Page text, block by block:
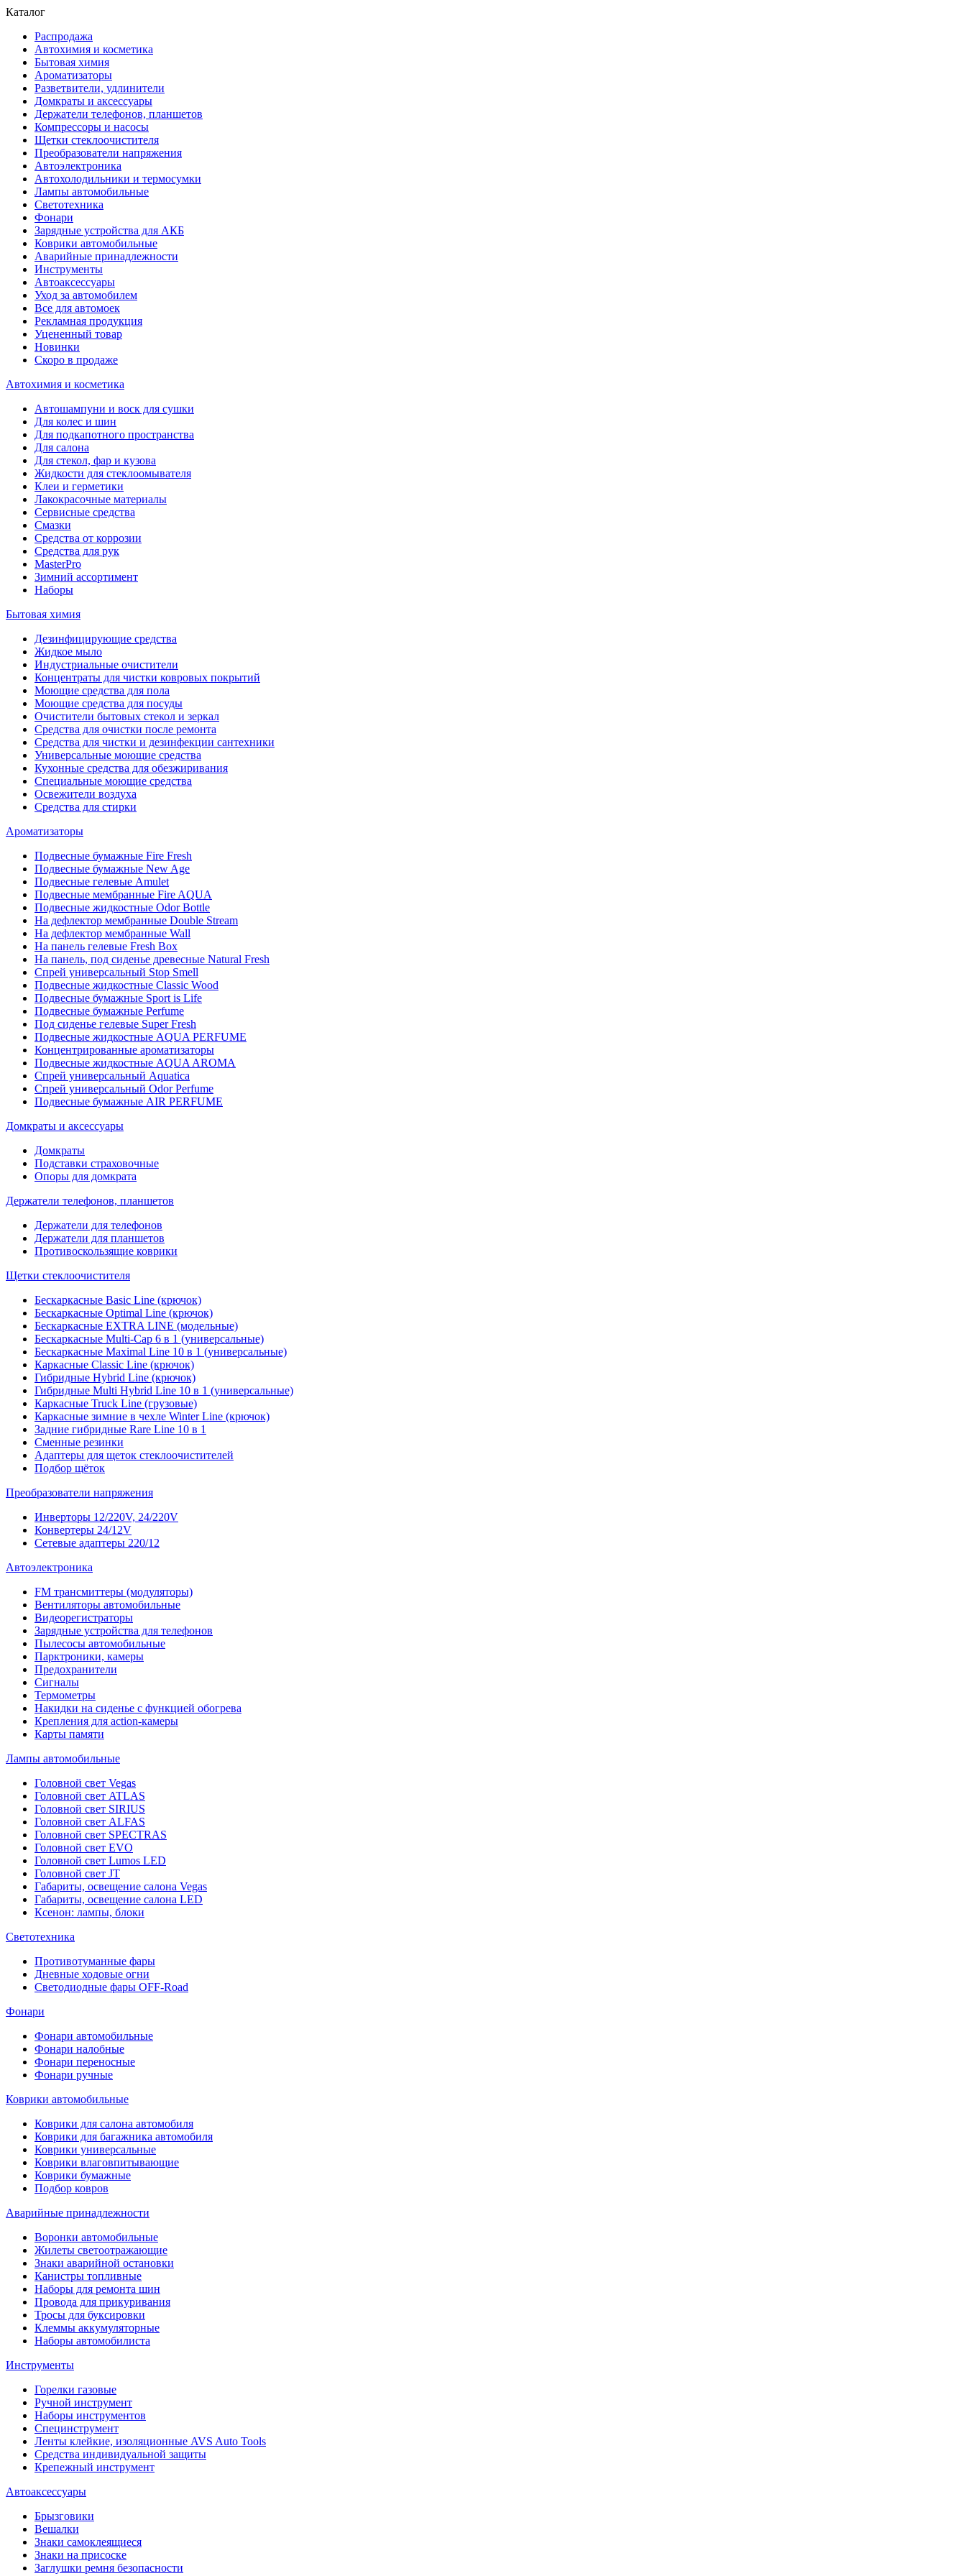
Каталог
Распродажа
Автохимия и косметика
Бытовая химия
Ароматизаторы
Разветвители, удлинители
Домкраты и аксессуары
Держатели телефонов, планшетов
Компрессоры и насосы
Щетки стеклоочистителя
Преобразователи напряжения
Автоэлектроника
Автохолодильники и термосумки
Лампы автомобильные
Светотехника
Фонари
Зарядные устройства для АКБ
Коврики автомобильные
Аварийные принадлежности
Инструменты
Автоаксессуары
Уход за автомобилем
Все для автомоек
Рекламная продукция
Уцененный товар
Новинки
Скоро в продаже
Автохимия и косметика
Автошампуни и воск для сушки
Для колес и шин
Для подкапотного пространства
Для салона
Для стекол, фар и кузова
Жидкости для стеклоомывателя
Клеи и герметики
Лакокрасочные материалы
Сервисные средства
Смазки
Средства от коррозии
Средства для рук
MasterPro
Зимний ассортимент
Наборы
Бытовая химия
Дезинфицирующие средства
Жидкое мыло
Индустриальные очистители
Концентраты для чистки ковровых покрытий
Моющие средства для пола
Моющие средства для посуды
Очистители бытовых стекол и зеркал
Средства для очистки после ремонта
Средства для чистки и дезинфекции сантехники
Универсальные моющие средства
Кухонные средства для обезжиривания
Специальные моющие средства
Освежители воздуха
Средства для стирки
Ароматизаторы
Подвесные бумажные Fire Fresh
Подвесные бумажные New Age
Подвесные гелевые Amulet
Подвесные мембранные Fire AQUA
Подвесные жидкостные Odor Bottle
На дефлектор мембранные Double Stream
На дефлектор мембранные Wall
На панель гелевые Fresh Box
На панель, под сиденье древесные Natural Fresh
Спрей универсальный Stop Smell
Подвесные жидкостные Classic Wood
Подвесные бумажные Sport is Life
Подвесные бумажные Perfume
Под сиденье гелевые Super Fresh
Подвесные жидкостные AQUA PERFUME
Концентрированные ароматизаторы
Подвесные жидкостные AQUA AROMA
Спрей универсальный Aquatica
Спрей универсальный Odor Perfume
Подвесные бумажные AIR PERFUME
Домкраты и аксессуары
Домкраты
Подставки страховочные
Опоры для домкрата
Держатели телефонов, планшетов
Держатели для телефонов
Держатели для планшетов
Противоскользящие коврики
Щетки стеклоочистителя
Бескаркасные Basic Line (крючок)
Бескаркасные Optimal Line (крючок)
Бескаркасные EXTRA LINE (модельные)
Бескаркасные Multi-Cap 6 в 1 (универсальные)
Бескаркасные Maximal Line 10 в 1 (универсальные)
Каркасные Classic Line (крючок)
Гибридные Hybrid Line (крючок)
Гибридные Multi Hybrid Line 10 в 1 (универсальные)
Каркасные Truck Line (грузовые)
Каркасные зимние в чехле Winter Line (крючок)
Задние гибридные Rare Line 10 в 1
Сменные резинки
Адаптеры для щеток стеклоочистителей
Подбор щёток
Преобразователи напряжения
Инверторы 12/220V, 24/220V
Конвертеры 24/12V
Сетевые адаптеры 220/12
Автоэлектроника
FM трансмиттеры (модуляторы)
Вентиляторы автомобильные
Видеорегистраторы
Зарядные устройства для телефонов
Пылесосы автомобильные
Парктроники, камеры
Предохранители
Сигналы
Термометры
Накидки на сиденье с функцией обогрева
Крепления для action-камеры
Карты памяти
Лампы автомобильные
Головной свет Vegas
Головной свет ATLAS
Головной свет SIRIUS
Головной свет ALFAS
Головной свет SPECTRAS
Головной свет EVO
Головной свет Lumos LED
Головной свет JT
Габариты, освещение салона Vegas
Габариты, освещение салона LED
Ксенон: лампы, блоки
Светотехника
Противотуманные фары
Дневные ходовые огни
Светодиодные фары OFF-Road
Фонари
Фонари автомобильные
Фонари налобные
Фонари переносные
Фонари ручные
Коврики автомобильные
Коврики для салона автомобиля
Коврики для багажника автомобиля
Коврики универсальные
Коврики влаговпитывающие
Коврики бумажные
Подбор ковров
Аварийные принадлежности
Воронки автомобильные
Жилеты светоотражающие
Знаки аварийной остановки
Канистры топливные
Наборы для ремонта шин
Провода для прикуривания
Тросы для буксировки
Клеммы аккумуляторные
Наборы автомобилиста
Инструменты
Горелки газовые
Ручной инструмент
Наборы инструментов
Специнструмент
Ленты клейкие, изоляционные AVS Auto Tools
Средства индивидуальной защиты
Крепежный инструмент
Автоаксессуары
Брызговики
Вешалки
Знаки самоклеящиеся
Знаки на присоске
Заглушки ремня безопасности